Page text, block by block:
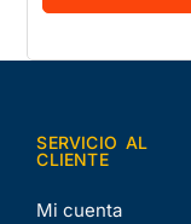
SERVICIO AL
CLIENTE
Mi cuenta